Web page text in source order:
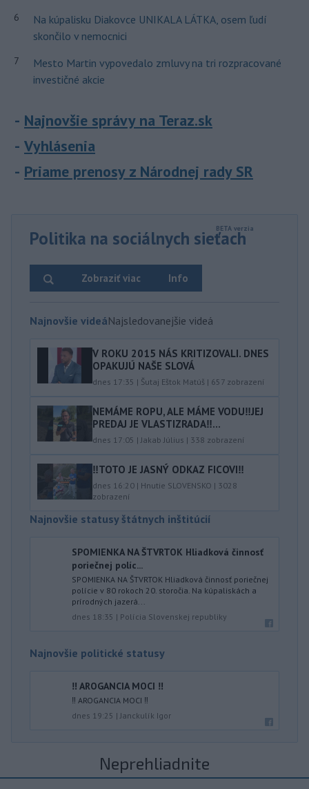
6
Na kúpalisku Diakovce UNIKALA LÁTKA, osem ľudí
skončilo v nemocnici
7
Mesto Martin vypovedalo zmluvy na tri rozpracované
investičné akcie
Najnovšie správy na Teraz.sk
Vyhlásenia
Priame prenosy z Národnej rady SR
Politika na sociálnych sieťach
Info
Zobraziť viac
Najnovšie videáNajsledovanejšie videá
V ROKU 2015 NÁS KRITIZOVALI. DNES
OPAKUJÚ NAŠE SLOVÁ
dnes 17:35 | Šutaj Eštok Matúš | 657 zobrazení
NEMÁME ROPU, ALE MÁME VODU‼️JEJ
PREDAJ JE VLASTIZRADA‼️...
dnes 17:05 |Jakab Július | 338 zobrazení
‼️TOTO JE JASNÝ ODKAZ FICOVI‼️
dnes 16:20 | Hnutie SLOVENSKO | 3028
zobrazení
Najnovšie statusy štátnych inštitúcií
SPOMIENKA NA ŠTVRTOK Hliadková činnosť
poriečnej políc...
SPOMIENKA NA ŠTVRTOK Hliadková činnosť poriečnej
polície v 80 rokoch 20. storočia. Na kúpaliskách a
prírodných jazerá...
dnes 18:35 | Polícia Slovenskej republiky
Najnovšie politické statusy
‼️ AROGANCIA MOCI ‼️
‼️ AROGANCIA MOCI ‼️
dnes 19:25 |Janckulík Igor
Neprehliadnite